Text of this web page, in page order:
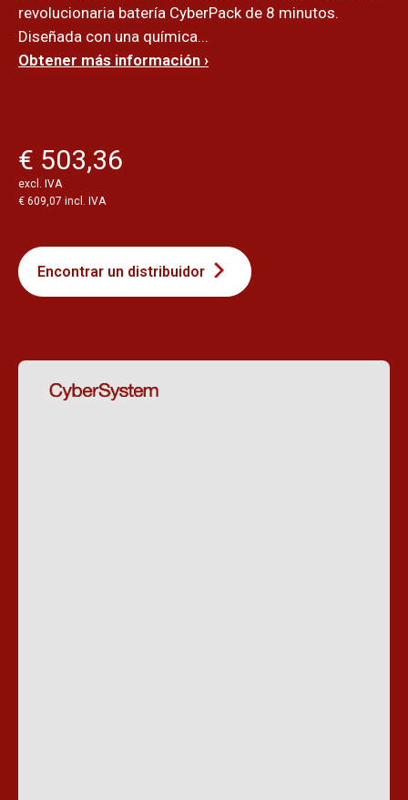
revolucionaria batería CyberPack de 8 minutos.
Diseñada con una química...
Obtener más información ›
€ 503,36
excl. IVA
€ 609,07 incl. IVA
Encontrar un distribuidor